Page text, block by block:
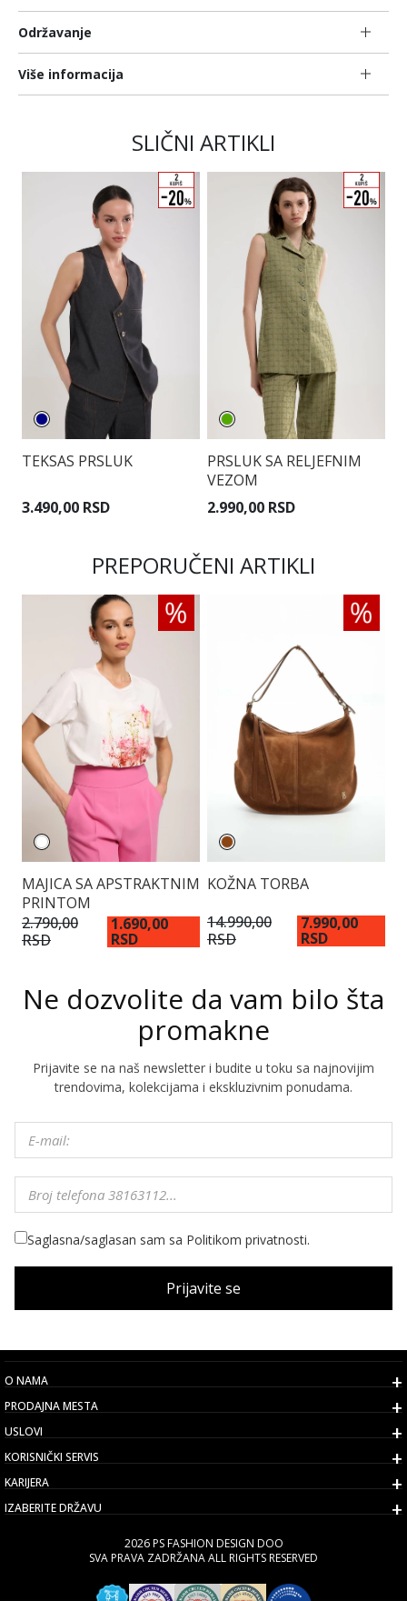
Održavanje
Više informacija
SLIČNI ARTIKLI
TEKSAS PRSLUK
3.490,00 RSD
PRSLUK SA RELJEFNIM
VEZOM
2.990,00 RSD
PREPORUČENI ARTIKLI
MAJICA SA APSTRAKTNIM
PRINTOM
2.790,00
RSD
1.690,00
RSD
KOŽNA TORBA
14.990,00
RSD
7.990,00
RSD
Ne dozvolite da vam bilo šta
promakne
Prijavite se na naš newsletter i budite u toku sa najnovijim
trendovima, kolekcijama i ekskluzivnim ponudama.
Saglasna/saglasan sam sa Politikom privatnosti.
Prijavite se
O NAMA
PRODAJNA MESTA
USLOVI
KORISNIČKI SERVIS
KARIJERA
IZABERITE DRŽAVU
2026 PS FASHION DESIGN DOO
SVA PRAVA ZADRŽANA ALL RIGHTS RESERVED